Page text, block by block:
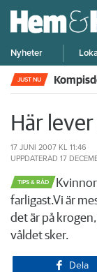
Nyheter
JUST NU
Här
17 JUNI 2007 KL 11:46
UPPDATERAD 17
TIPS & RÅD
farligast.Vi är
det är på
våldet sker.
Dela